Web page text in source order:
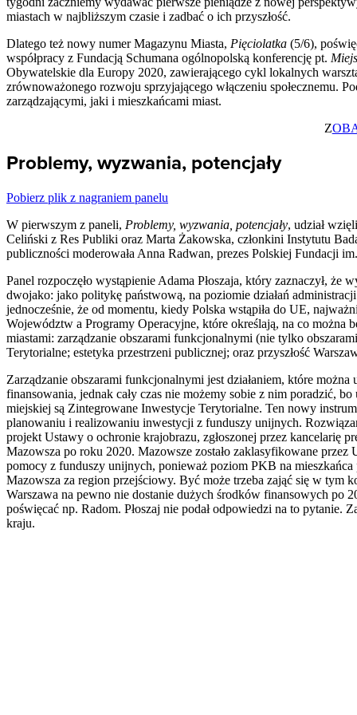
miastach w najbliższym czasie i zadbać o ich przyszłość.
Dlatego też nowy numer Magazynu Miasta, Pięciolatka (5/6),
współpracy z Fundacją Schumana ogólnopolską konferencję pt.
Obywatelskie dla Europy 2020, zawierającego cykl lokalnych
zrównoważonego rozwoju sprzyjającego włączeniu społecznemu.
zarządzającymi, jaki i mieszkańcami miast.
Z
Problemy, wyzwania, potencjały
Pobierz plik z nagraniem panelu
W pierwszym z paneli, Problemy, wyzwania, potencjały, udział
Celiński z Res Publiki oraz Marta Żakowska, członkini Instytutu
publiczności moderowała Anna Radwan, prezes Polskiej Fundacji
Panel rozpoczęło wystąpienie Adama Płoszaja, który zaznaczył,
dwojako: jako politykę państwową, na poziomie działań
jednocześnie, że od momentu, kiedy Polska wstąpiła do UE,
Województw a Programy Operacyjne, które określają, na co można
miastami: zarządzanie obszarami funkcjonalnymi (nie tylko
Terytorialne; estetyka przestrzeni publicznej; oraz przyszłość
Zarządzanie obszarami funkcjonalnymi jest działaniem, które
finansowania, jednak cały czas nie możemy sobie z nim poradzić,
miejskiej są Zintegrowane Inwestycje Terytorialne. Ten nowy
planowaniu i realizowaniu inwestycji z funduszy unijnych.
projekt Ustawy o ochronie krajobrazu, zgłoszonej przez kancelarię
Mazowsza po roku 2020. Mazowsze zostało zaklasyfikowane
pomocy z funduszy unijnych, ponieważ poziom PKB na
Mazowsza za region przejściowy. Być może trzeba zająć się w tym
Warszawa na pewno nie dostanie dużych środków finansowych po
poświęcać np. Radom. Płoszaj nie podał odpowiedzi na to
kraju.